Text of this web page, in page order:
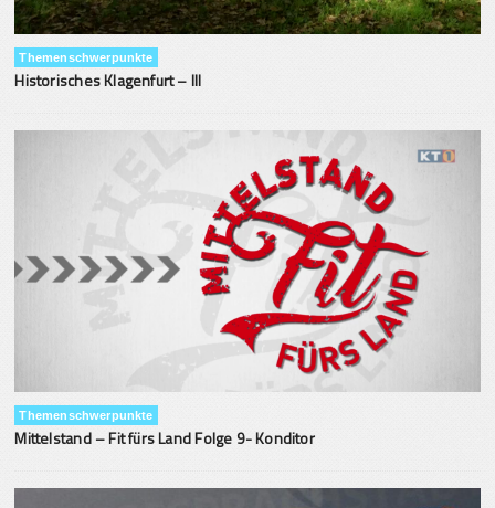
Themenschwerpunkte
Historisches Klagenfurt – III
Themenschwerpunkte
Mittelstand – Fit fürs Land Folge 9- Konditor